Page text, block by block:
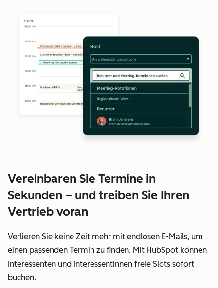
Vereinbaren Sie Termine in
Sekunden – und treiben Sie Ihren
Vertrieb voran
Verlieren Sie keine Zeit mehr mit endlosen E-Mails, um
einen passenden Termin zu finden. Mit HubSpot können
Interessenten und Interessentinnen freie Slots sofort
buchen.